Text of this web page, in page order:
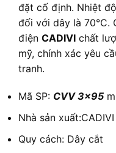
đặt cố định. Nhiệt
đối với dây là 70°C.
điện CADIVI chất
mỹ, chính xác yêu
tranh.
Mã SP: CVV 3×95
Nhà sản xuất:CADIVI
Quy cách: Dây cắt